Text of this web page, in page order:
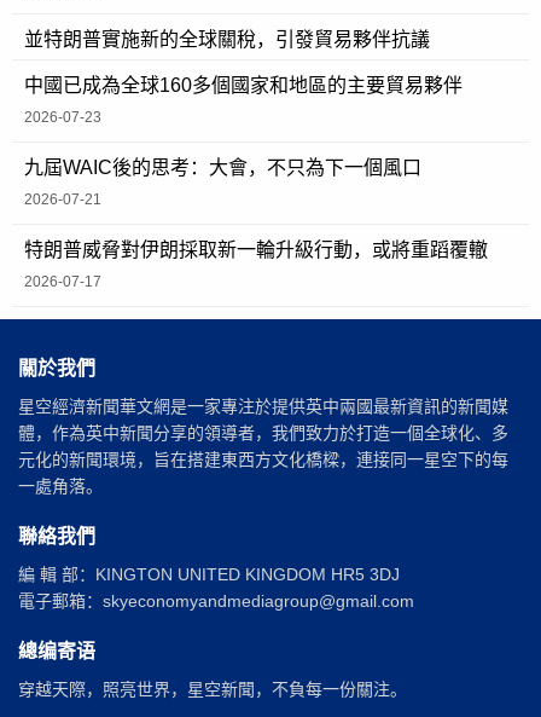
並特朗普實施新的全球關稅，引發貿易夥伴抗議
中國已成為全球160多個國家和地區的主要貿易夥伴
2026-07-23
九屆WAIC後的思考：大會，不只為下一個風口
2026-07-21
特朗普威脅對伊朗採取新一輪升級行動，或將重蹈覆轍
2026-07-17
關於我們
星空經濟新聞華文網是一家專注於提供英中兩國最新資訊的新聞媒
體，作為英中新聞分享的領導者，我們致力於打造一個全球化、多
元化的新聞環境，旨在搭建東西方文化橋樑，連接同一星空下的每
一處角落。
聯絡我們
編 輯 部：KINGTON UNITED KINGDOM HR5 3DJ
電子郵箱：skyeconomyandmediagroup@gmail.com
總编寄语
穿越天際，照亮世界，星空新聞，不負每一份關注。